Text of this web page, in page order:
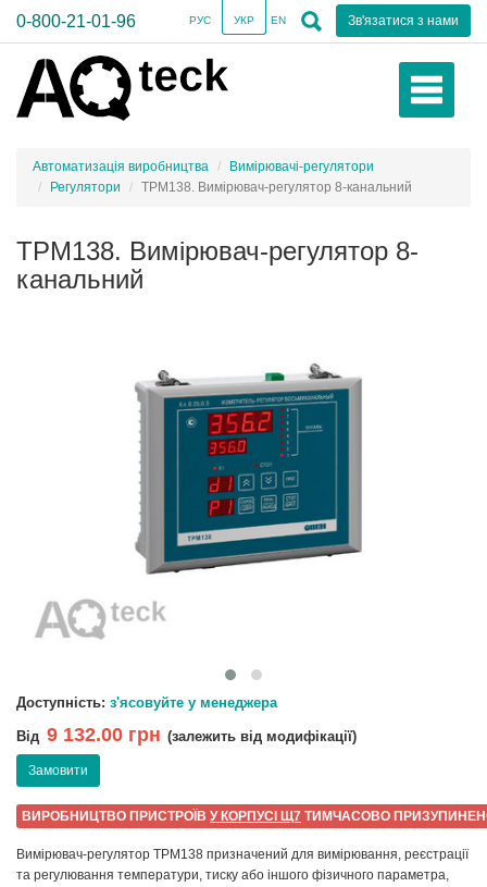
0-800-21-01-96 Зв'язатися з нами
РУС УКР EN
Автоматизація виробництва
Вимірювачі-регулятори
Регулятори
ТРМ138. Вимірювач-регулятор 8-канальний
ТРМ138. Вимірювач-регулятор 8-
канальний
Доступність: з'ясовуйте у менеджера
Від 9 132.00 грн (залежить від модифікації)
Замовити
ВИРОБНИЦТВО ПРИСТРОЇВ У КОРПУСІ Щ7 ТИМЧАСОВО
Вимірювач-регулятор ТРМ138 призначений для вимірювання, реєстрації
та регулювання температури, тиску або іншого фізичного параметра,